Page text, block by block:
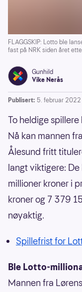
FLAGGSKIP: Lotto ble
fast på NRK siden året
Gunhild
Vike Nerås
Publisert: 5. februar 2022
To heldige
Nå kan mannen
Ålesund fritt
langt viktigere:
millioner kroner i
kroner og 7 379
nøyaktig.
Spillefrist for
Ble Lotto-
Mannen fra